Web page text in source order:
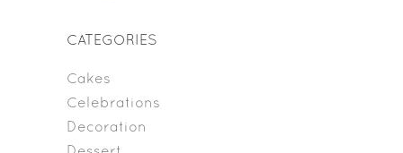
CATEGORIES
Cakes
Celebrations
Decoration